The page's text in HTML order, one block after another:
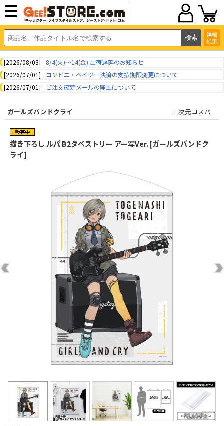
詳細
検索
[2026/08/03]
8/4(火)～14(金) 出荷遅延のお知らせ
[2026/07/01]
コンビニ・ペイジー決済の支払期限変更について
[2026/07/01]
ご注文確定メールの廃止について
ガールズバンドクライ 二次元コスパ
描き下ろし ルパ B2タペストリー アー写Ver. [ガールズバンドク
ライ]